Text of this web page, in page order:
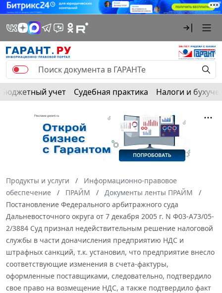
Бюджетный учет Судебная практика Налоги и
Продукты и услуги
Информационно-правовое
обеспечение
ПРАЙМ
Документы ленты ПРАЙМ
Постановление Федерального арбитражного суда
Дальневосточного округа от 7 декабря 2005 г. N Ф03-А73/05-
2/3884 Суд признал недействительным решение налоговой
службы в части доначисления предприятию НДС и
штрафных санкций, т.к. установил, что предприятие внесло
соответствующие изменения в счета-фактуры,
оформленные поставщиками, следовательно, подтвердило
свое право на возмещение НДС, а также подтвердило факт